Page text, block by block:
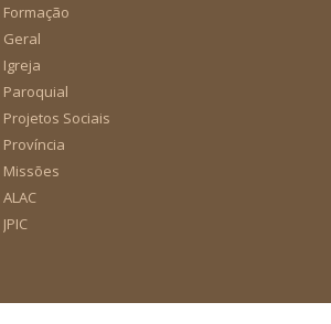
Formação
Geral
Igreja
Paroquial
Projetos Sociais
Província
Missões
ALAC
JPIC